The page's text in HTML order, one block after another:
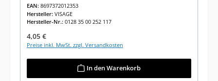
EAN: 8697372012353
Hersteller: VISAGE
Hersteller-Nr.: 0128 35 00 252 117
Regulärer Preis:
4,05 €
Preise inkl. MwSt. zzgl. Versandkosten
In den Warenkorb